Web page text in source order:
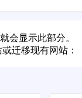
会显示此部分。
迁移现有网站：